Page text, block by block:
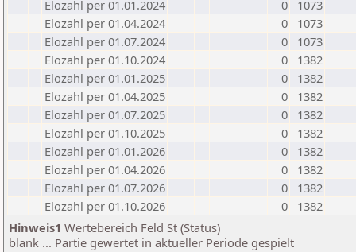
Elozahl per 01.01.2024
0
1073
Elozahl per 01.04.2024
0
1073
Elozahl per 01.07.2024
0
1073
Elozahl per 01.10.2024
0
1382
Elozahl per 01.01.2025
0
1382
Elozahl per 01.04.2025
0
1382
Elozahl per 01.07.2025
0
1382
Elozahl per 01.10.2025
0
1382
Elozahl per 01.01.2026
0
1382
Elozahl per 01.04.2026
0
1382
Elozahl per 01.07.2026
0
1382
Elozahl per 01.10.2026
0
1382
Hinweis1 Wertebereich Feld St (Status)
blank ... Partie gewertet in aktueller Periode gespielt